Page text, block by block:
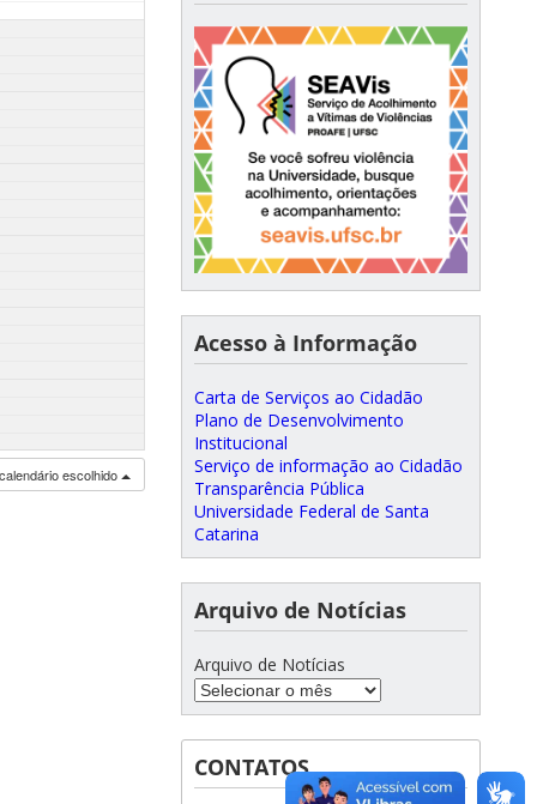
escolhido
Acesso à Informação
Carta de Serviços ao Cidadão
Plano de Desenvolvimento
Institucional
Serviço de informação ao Cidadão
Transparência Pública
Universidade Federal de Santa
Catarina
Arquivo de Notícias
Arquivo de Notícias
CONTATOS